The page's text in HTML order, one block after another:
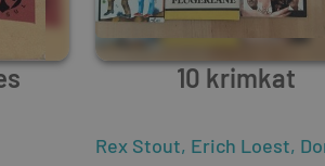
Arthur C. Clarke ,Dashiell Hammett ,
10 krimkat
Rex Stout, Erich Loest, Doris